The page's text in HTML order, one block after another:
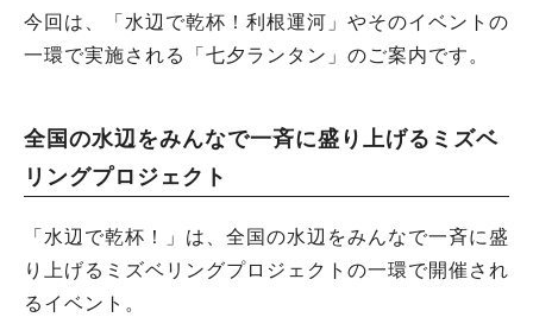
今回は、「水辺で乾杯！利根運河」やそのイベントの
一環で実施される「七夕ランタン」のご案内です。
全国の水辺をみんなで一斉に盛り上げるミズベ
リングプロジェクト
「水辺で乾杯！」は、全国の水辺をみんなで一斉に盛
り上げるミズベリングプロジェクトの一環で開催され
るイベント。